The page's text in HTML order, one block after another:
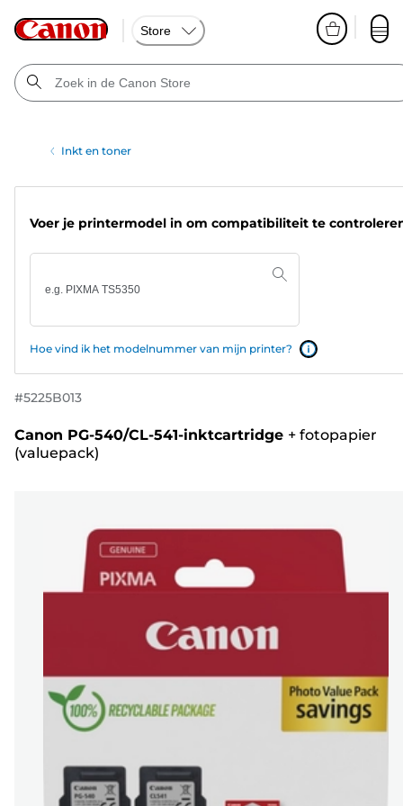
Store
Inkt en toner
Voer je printermodel in om compatibiliteit te
Hoe vind ik het modelnummer van mijn printer?
#5225B013
Canon PG-540/CL-541-inktcartridge + fotopapier
(valuepack)